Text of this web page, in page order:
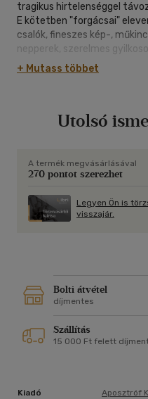
tragikus hirtelenséggel
E kötetben "forgácsai"
csalók, fineszes kép-,
nepperek, szerelmes
családirtó "édesapák"
csak a friss, mai napisajtót
+ Mutass többet
Utolsó
A termék megvásárlásával
270 pontot szerezhet
Legyen Ön is
visszajár.
Bolti átvétel
díjmentes
Szállítás
15 000 Ft felett
Kiadó Aposztróf